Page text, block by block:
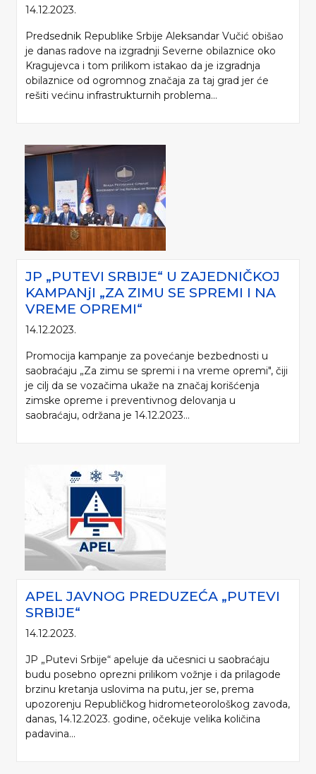
14.12.2023.
Predsednik Republike Srbije Aleksandar Vučić obišao
je danas radove na izgradnji Severne obilaznice oko
Kragujevca i tom prilikom istakao da je izgradnja
obilaznice od ogromnog značaja za taj grad jer će
rešiti većinu infrastrukturnih problema...
JP „PUTEVI SRBIJE“ U ZAJEDNIČKOJ
KAMPANjI „ZA ZIMU SE SPREMI I NA
VREME OPREMI“
14.12.2023.
Promocija kampanje za povećanje bezbednosti u
saobraćaju „Za zimu se spremi i na vreme opremi", čiji
je cilj da se vozačima ukaže na značaj korišćenja
zimske opreme i preventivnog delovanja u
saobraćaju, održana je 14.12.2023...
APEL JAVNOG PREDUZEĆA „PUTEVI
SRBIJE“
14.12.2023.
JP „Putevi Srbije“ apeluje da učesnici u saobraćaju
budu posebno oprezni prilikom vožnje i da prilagode
brzinu kretanja uslovima na putu, jer se, prema
upozorenju Republičkog hidrometeorološkog zavoda,
danas, 14.12.2023. godine, očekuje velika količina
padavina...